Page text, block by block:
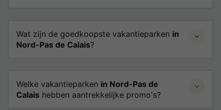
Wat zijn de goedkoopste vakantieparken in
Nord-Pas de Calais?
Welke vakantieparken in Nord-Pas de
Calais hebben aantrekkelijke promo's?